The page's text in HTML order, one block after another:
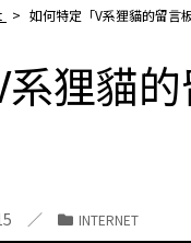
> 如何特定「V系狸貓的留言
狸貓
INTERNET